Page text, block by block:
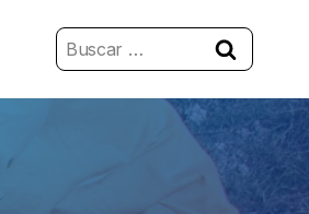
Buscar: